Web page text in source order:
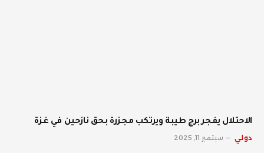
الاحتلال يفجر برج طيبة ويرتكب مجزرة بحق نازحين في غزة
دولي سبتمبر 11, 2025